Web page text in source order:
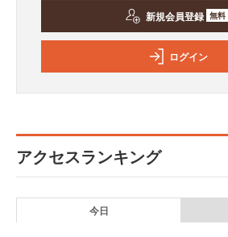
新規会員登録 無料
ログイン
アクセスランキング
今日